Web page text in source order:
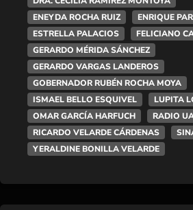
ENEYDA ROCHA RUIZ
ENRIQUE
ESTRELLA PALACIOS
FELICIANO
GERARDO MÉRIDA SÁNCHEZ
GERARDO VARGAS LANDEROS
GOBERNADOR RUBÉN ROCHA MOYA
ISMAEL BELLO ESQUIVEL
LUPITA
OMAR GARCÍA HARFUCH
RADIO
RICARDO VELARDE CÁRDENAS
YERALDINE BONILLA VELARDE